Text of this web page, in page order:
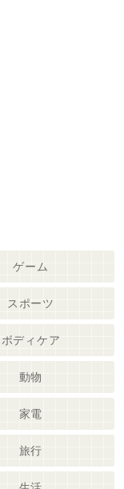
ゲーム
スポーツ
ボディケア
動物
家電
旅行